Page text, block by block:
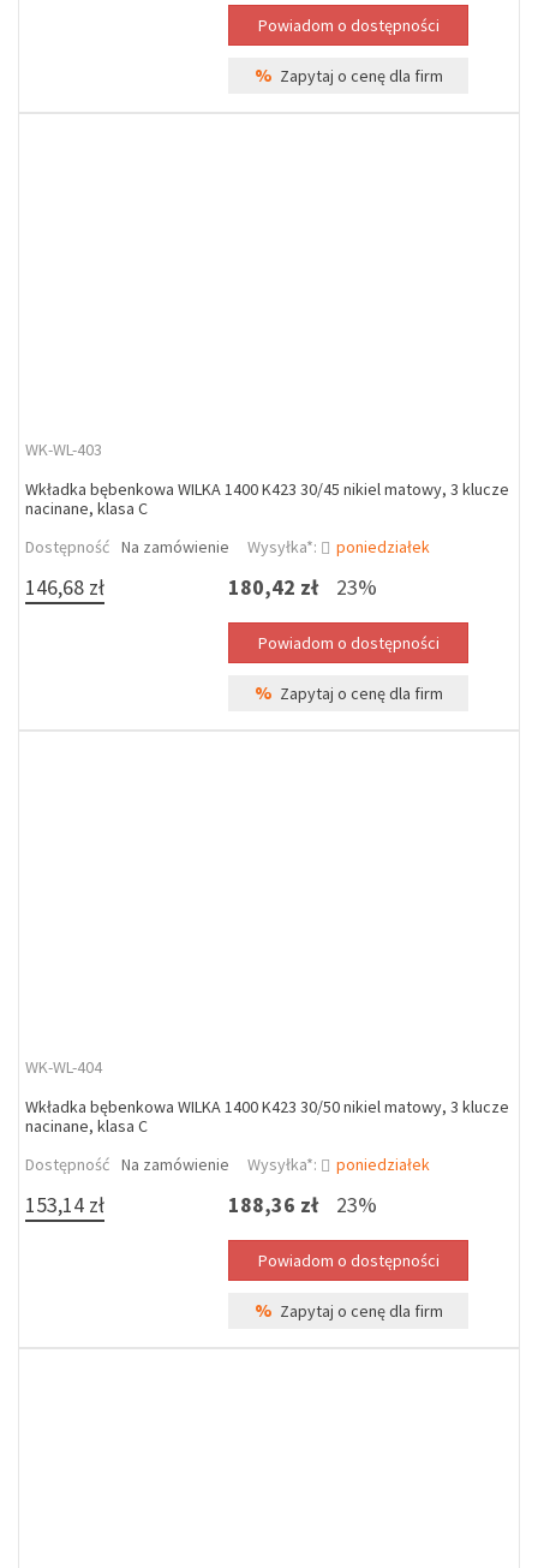
% Zapytaj o cenę dla firm
WK-WL-403
Wkładka bębenkowa WILKA 1400 K423 30/45 nikiel matowy, 3 klucze
nacinane, klasa C
Dostępność Na zamówienie Wysyłka*: poniedziałek
146,68 zł 180,42 zł 23%
% Zapytaj o cenę dla firm
WK-WL-404
Wkładka bębenkowa WILKA 1400 K423 30/50 nikiel matowy, 3 klucze
nacinane, klasa C
Dostępność Na zamówienie Wysyłka*: poniedziałek
153,14 zł 188,36 zł 23%
% Zapytaj o cenę dla firm